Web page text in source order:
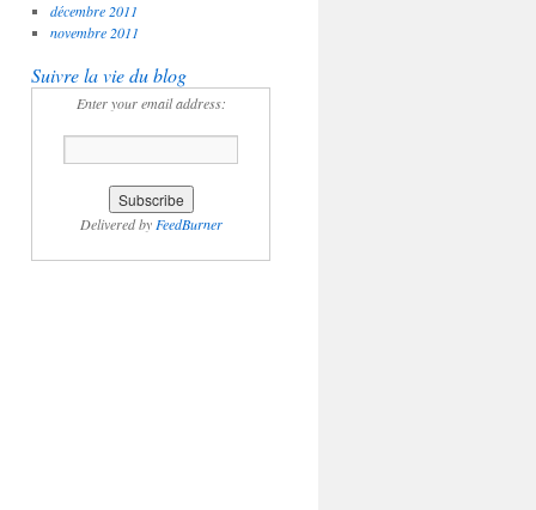
décembre 2011
novembre 2011
Suivre la vie du blog
Enter your email address:
Delivered by FeedBurner